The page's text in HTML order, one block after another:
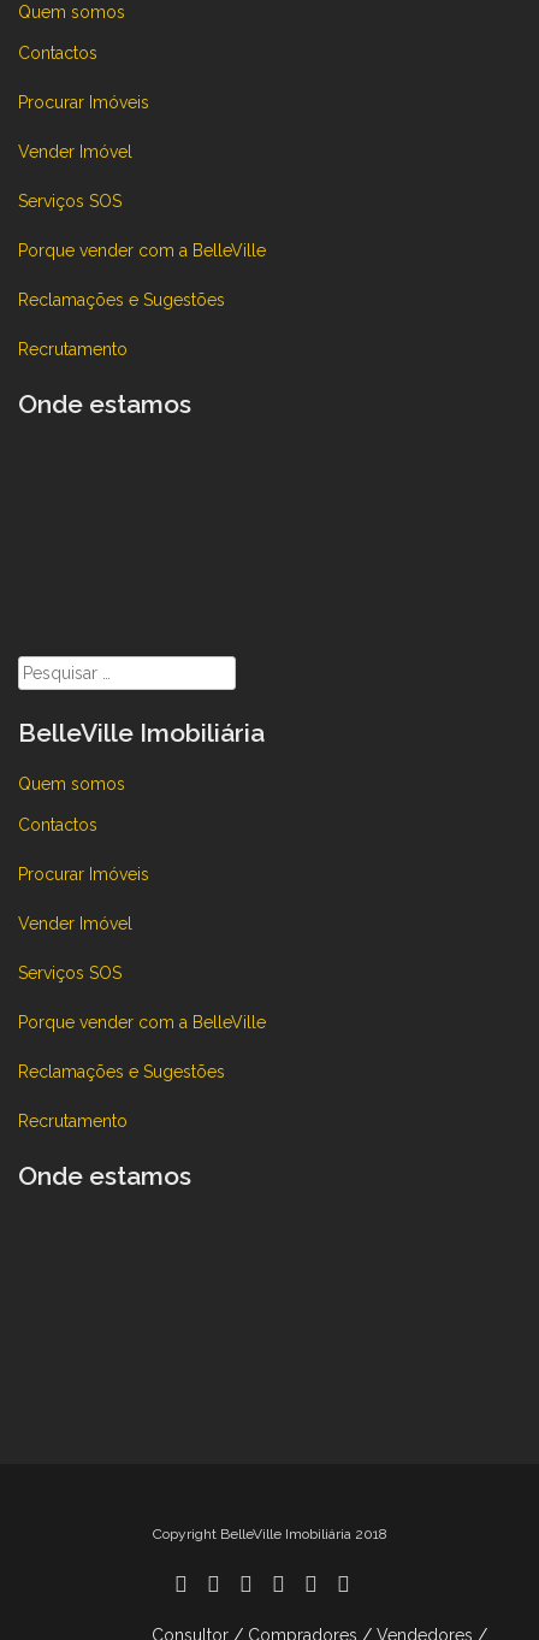
Quem somos
Contactos
Procurar Imóveis
Vender Imóvel
Serviços SOS
Porque vender com a BelleVille
Reclamações e Sugestões
Recrutamento
Onde estamos
Pesquisar
por:
BelleVille Imobiliária
Quem somos
Contactos
Procurar Imóveis
Vender Imóvel
Serviços SOS
Porque vender com a BelleVille
Reclamações e Sugestões
Recrutamento
Onde estamos
Copyright BelleVille Imobiliária 2018
Consultor Compradores Vendedores